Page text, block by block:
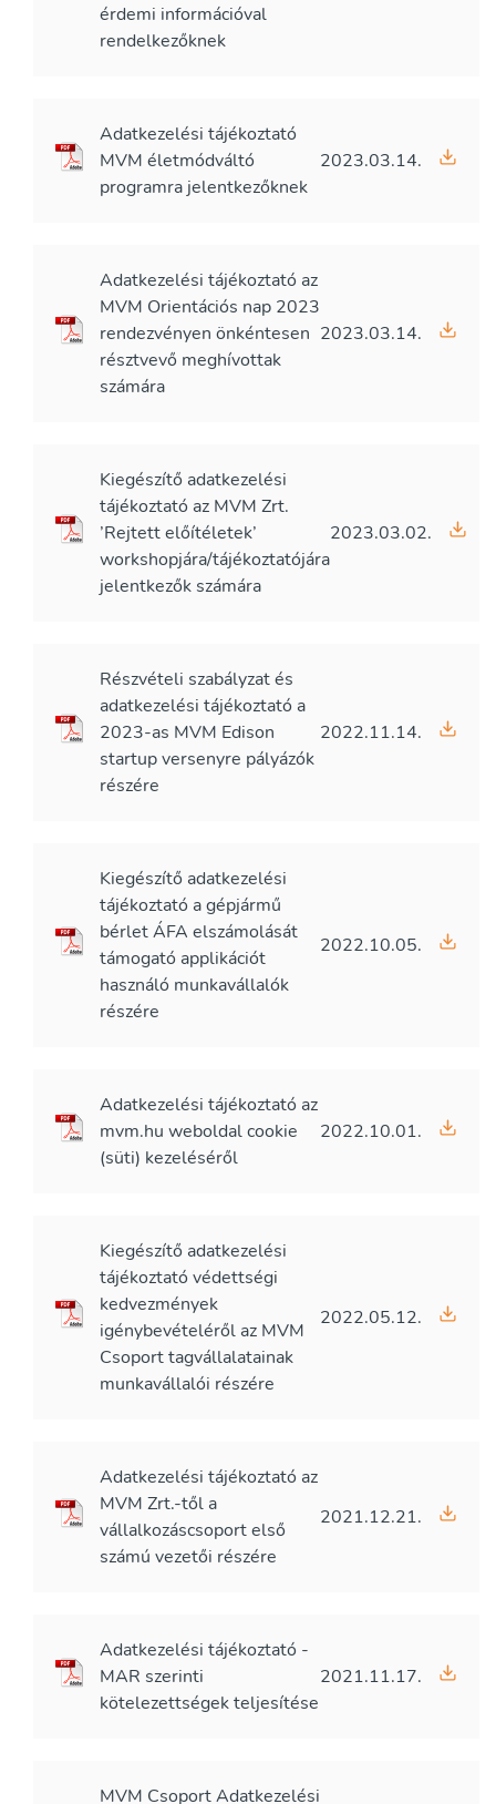
érdemi információval
rendelkezőknek
Adatkezelési tájékoztató
MVM életmódváltó
programra jelentkezőknek
2023.03.14.
Adatkezelési tájékoztató az
MVM Orientációs nap 2023
rendezvényen önkéntesen
résztvevő meghívottak
számára
2023.03.14.
Kiegészítő adatkezelési
tájékoztató az MVM Zrt.
’Rejtett előítéletek’
workshopjára/tájékoztatójára
jelentkezők számára
2023.03.02.
Részvételi szabályzat és
adatkezelési tájékoztató a
2023-as MVM Edison
startup versenyre pályázók
részére
2022.11.14.
Kiegészítő adatkezelési
tájékoztató a gépjármű
bérlet ÁFA elszámolását
támogató applikációt
használó munkavállalók
részére
2022.10.05.
Adatkezelési tájékoztató az
mvm.hu weboldal cookie
(süti) kezeléséről
2022.10.01.
Kiegészítő adatkezelési
tájékoztató védettségi
kedvezmények
igénybevételéről az MVM
Csoport tagvállalatainak
munkavállalói részére
2022.05.12.
Adatkezelési tájékoztató az
MVM Zrt.-től a
vállalkozáscsoport első
számú vezetői részére
2021.12.21.
Adatkezelési tájékoztató -
MAR szerinti
kötelezettségek teljesítése
2021.11.17.
MVM Csoport Adatkezelési